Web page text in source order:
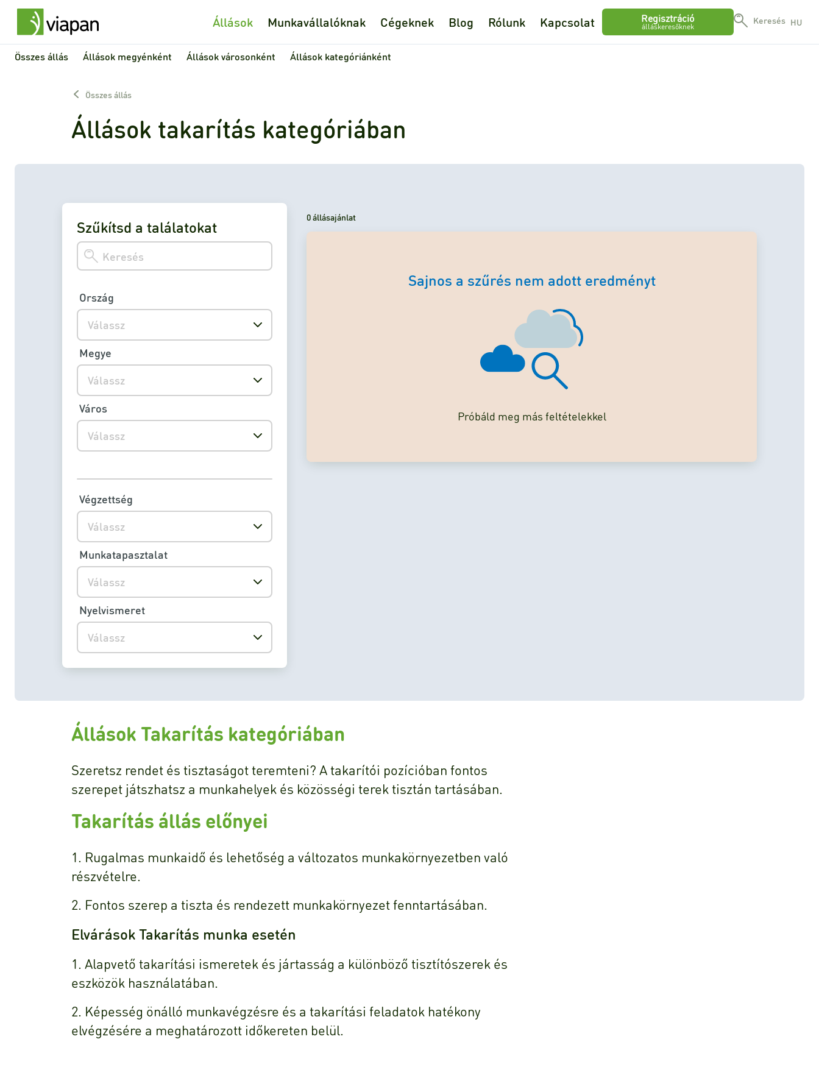
Állások Munkavállalóknak Cégeknek Blog Rólunk Kapcsolat Regisztráció
álláskeresőknek
Keresés HU
Összes állás Állások megyénként Állások városonként Állások kategóriánként
Összes állás
Állások takarítás kategóriában
Szűkítsd a találatokat
Válassz
Ország
Válassz
Megye
Válassz
Város
Válassz
Végzettség
Válassz
Munkatapasztalat
Válassz
Nyelvismeret
0 állásajánlat
Sajnos a szűrés nem adott eredményt
Próbáld meg más feltételekkel
Állások Takarítás kategóriában
Szeretsz rendet és tisztaságot teremteni? A takarítói pozícióban fontos
szerepet játszhatsz a munkahelyek és közösségi terek tisztán tartásában.
Takarítás állás előnyei
1. Rugalmas munkaidő és lehetőség a változatos munkakörnyezetben való
részvételre.
2. Fontos szerep a tiszta és rendezett munkakörnyezet fenntartásában.
Elvárások Takarítás munka esetén
1. Alapvető takarítási ismeretek és jártasság a különböző tisztítószerek és
eszközök használatában.
2. Képesség önálló munkavégzésre és a takarítási feladatok hatékony
elvégzésére a meghatározott időkereten belül.